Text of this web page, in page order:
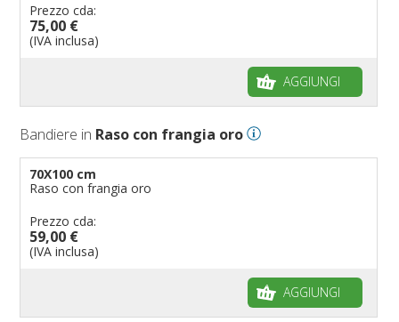
Prezzo cda:
75,00 €
(IVA inclusa)
AGGIUNGI
Bandiere in Raso con frangia oro
70X100 cm
Raso con frangia oro
Prezzo cda:
59,00 €
(IVA inclusa)
AGGIUNGI